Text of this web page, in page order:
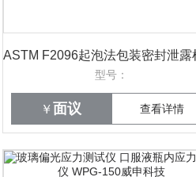
型号：
￥ 面议 查看详情